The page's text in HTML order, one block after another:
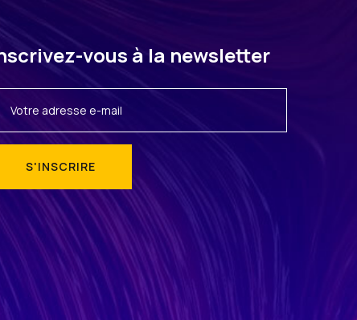
vous à la newsletter